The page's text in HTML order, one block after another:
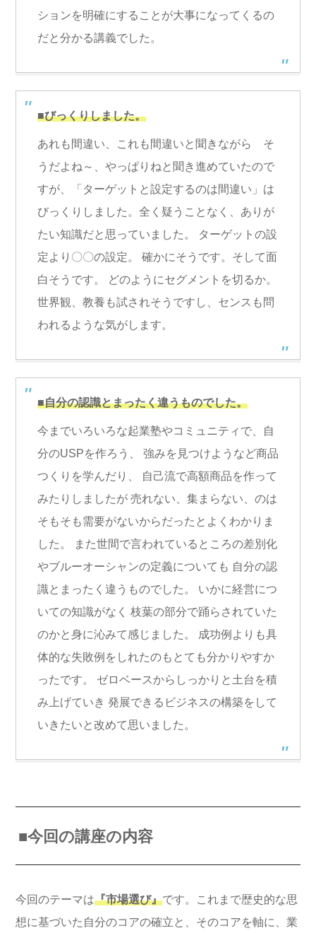
ションを明確にすることが大事になってくるの
だと分かる講義でした。
■びっくりしました。
あれも間違い、これも間違いと聞きながら そ
うだよね～、やっぱりねと聞き進めていたので
すが、「ターゲットと設定するのは間違い」は
びっくりしました。全く疑うことなく、ありが
たい知識だと思っていました。 ターゲットの設
定より〇〇の設定。 確かにそうです。そして面
白そうです。 どのようにセグメントを切るか。
世界観、教養も試されそうですし、センスも問
われるような気がします。
■自分の認識とまったく違うものでした。
今までいろいろな起業塾やコミュニティで、自
分のUSPを作ろう、 強みを見つけようなど商品
つくりを学んだり、 自己流で高額商品を作って
みたりしましたが 売れない、集まらない、のは
そもそも需要がないからだったとよくわかりま
した。 また世間で言われているところの差別化
やブルーオーシャンの定義についても 自分の認
識とまったく違うものでした。 いかに経営につ
いての知識がなく 枝葉の部分で踊らされていた
のかと身に沁みて感じました。 成功例よりも具
体的な失敗例をしれたのもとても分かりやすか
ったです。 ゼロベースからしっかりと土台を積
み上げていき 発展できるビジネスの構築をして
いきたいと改めて思いました。
■今回の講座の内容
今回のテーマは『市場選び』です。これまで歴史的な思
想に基づいた自分のコアの確立と、そのコアを軸に、業